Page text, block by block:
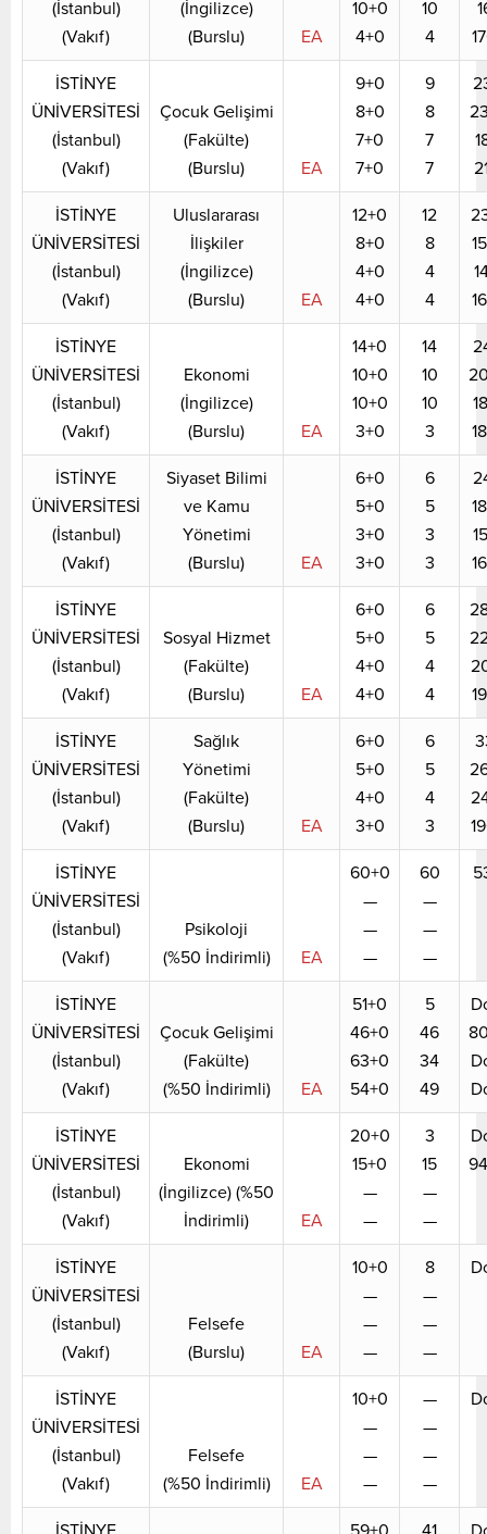
(İstanbul)
(Vakıf)
(İngilizce)
(Burslu)
EA
10+0
4+0
10
4
İSTİNYE
ÜNİVERSİTESİ
(İstanbul)
(Vakıf)
Çocuk Gelişimi
(Fakülte)
(Burslu)
EA
9+0
8+0
7+0
7+0
9
8
7
7
İSTİNYE
ÜNİVERSİTESİ
(İstanbul)
(Vakıf)
Uluslararası
İlişkiler
(İngilizce)
(Burslu)
EA
12+0
8+0
4+0
4+0
12
8
4
4
İSTİNYE
ÜNİVERSİTESİ
(İstanbul)
(Vakıf)
Ekonomi
(İngilizce)
(Burslu)
EA
14+0
10+0
10+0
3+0
14
10
10
3
İSTİNYE
ÜNİVERSİTESİ
(İstanbul)
(Vakıf)
Siyaset Bilimi
ve Kamu
Yönetimi
(Burslu)
EA
6+0
5+0
3+0
3+0
6
5
3
3
İSTİNYE
ÜNİVERSİTESİ
(İstanbul)
(Vakıf)
Sosyal Hizmet
(Fakülte)
(Burslu)
EA
6+0
5+0
4+0
4+0
6
5
4
4
İSTİNYE
ÜNİVERSİTESİ
(İstanbul)
(Vakıf)
Sağlık
Yönetimi
(Fakülte)
(Burslu)
EA
6+0
5+0
4+0
3+0
6
5
4
3
İSTİNYE
ÜNİVERSİTESİ
(İstanbul)
(Vakıf)
Psikoloji
(%50 İndirimli)
EA
60+0
—
—
—
60
—
—
—
İSTİNYE
ÜNİVERSİTESİ
(İstanbul)
(Vakıf)
Çocuk Gelişimi
(Fakülte)
(%50 İndirimli)
EA
51+0
46+0
63+0
54+0
5
46
34
49
İSTİNYE
ÜNİVERSİTESİ
(İstanbul)
(Vakıf)
Ekonomi
(İngilizce) (%50
İndirimli)
EA
20+0
15+0
—
—
3
15
—
—
İSTİNYE
ÜNİVERSİTESİ
(İstanbul)
(Vakıf)
Felsefe
(Burslu)
EA
10+0
—
—
—
8
—
—
—
İSTİNYE
ÜNİVERSİTESİ
(İstanbul)
(Vakıf)
Felsefe
(%50 İndirimli)
EA
10+0
—
—
—
—
—
—
—